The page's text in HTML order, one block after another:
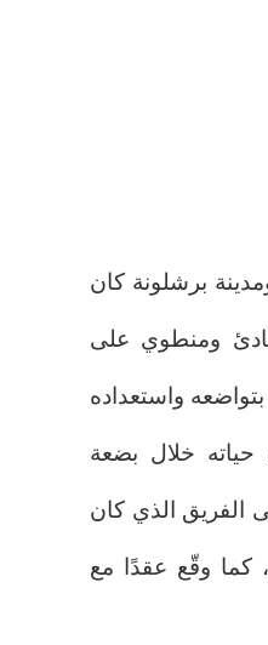
برشلونة كان
ومنطوي على
واستعداده
حياته خلال بضعة
الفريق الذي كان
كما وقّع عقدًا مع